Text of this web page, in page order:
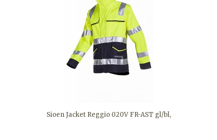
Sioen Jacket Reggio 020V FR-AST gl/bl,